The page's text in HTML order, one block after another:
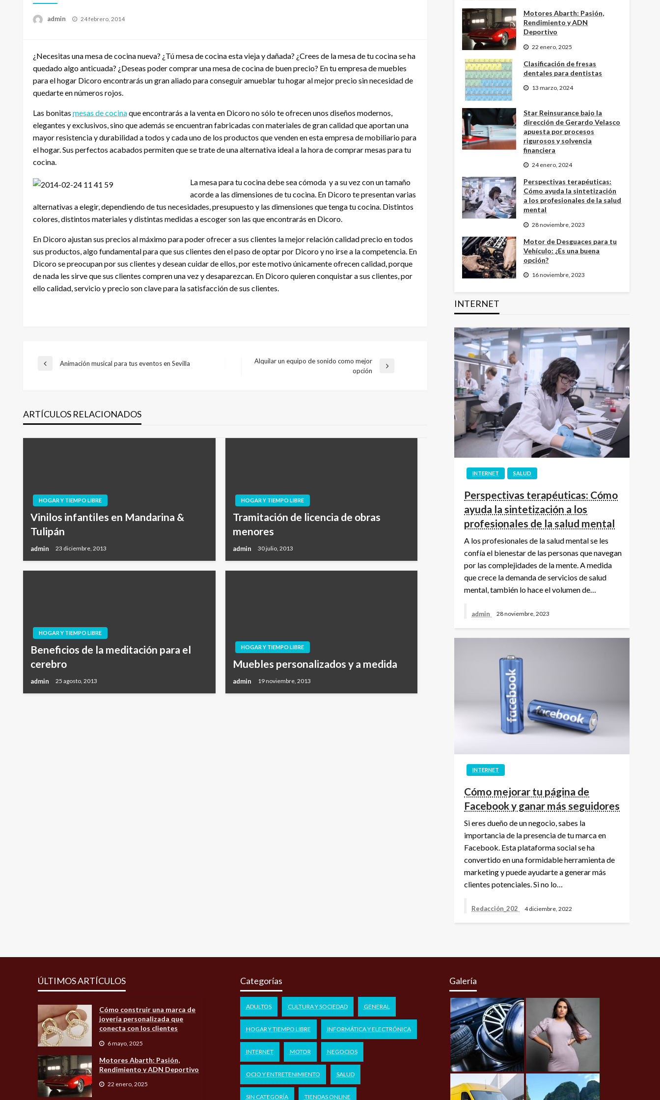
admin
Publicado
24 febrero, 2014
¿Necesitas una mesa de cocina nueva? ¿Tú mesa de cocina esta vieja y dañada? ¿Crees de la mesa de tu cocina se ha
quedado algo anticuada? ¿Deseas poder comprar una mesa de cocina de buen precio? En tu empresa de muebles
para el hogar Dicoro encontrarás un gran aliado para conseguir amueblar tu hogar al mejor precio sin necesidad de
quedarte en números rojos.
Las bonitas mesas de cocinaque encontrarás a la venta en Dicoro no sólo te ofrecen unos diseños modernos,
elegantes y exclusivos, sino que además se encuentran fabricadas con materiales de gran calidad que aportan una
mayor resistencia y durabilidad a todos y cada uno de los productos que venden en esta empresa de mobiliario para
el hogar. Sus perfectos acabados permiten que se trate de una alternativa ideal a la hora de comprar mesas para tu
cocina.
La mesa para tu cocina debe sea cómoda y a su vez con un tamaño
acorde a las dimensiones de tu cocina. En Dicoro te presentan varias
alternativas a elegir, dependiendo de tus necesidades, presupuesto y las dimensiones que tenga tu cocina. Distintos
colores, distintos materiales y distintas medidas a escoger son las que encontrarás en Dicoro.
En Dicoro ajustan sus precios al máximo para poder ofrecer a sus clientes la mejor relación calidad precio en todos
sus productos, algo fundamental para que sus clientes den el paso de optar por Dicoro y no irse a la competencia. En
Dicoro se preocupan por sus clientes y desean cuidar de ellos, por este motivo únicamente ofrecen calidad, porque
de nada les sirve que sus clientes compren una vez y desaparezcan. En Dicoro quieren conquistar a sus clientes, por
ello calidad, servicio y precio son clave para la satisfacción de sus clientes.
Navegación
entradas
Entrada
Animación musical para tus eventos en Sevilla
Alquilar un equipo de sonido como mejor
opción
ARTÍCULOS RELACIONADOS
HOGAR Y TIEMPO LIBRE
Vinilos infantiles en Mandarina &
Tulipán
admin 23 diciembre, 2013
HOGAR Y TIEMPO LIBRE
Tramitación de licencia de obras
menores
admin 30 julio, 2013
HOGAR Y TIEMPO LIBRE
Beneficios de la meditación para el
cerebro
admin 25 agosto, 2013
HOGAR Y TIEMPO LIBRE
Muebles personalizados y a medida
admin 19 noviembre, 2013
Motores Abarth: Pasión,
Rendimiento y ADN
Deportivo
22 enero, 2025
Clasificación de fresas
dentales para dentistas
13 marzo, 2024
Star Reinsurance bajo la
dirección de Gerardo Velasco
apuesta por procesos
rigurosos y solvencia
financiera
24 enero, 2024
Perspectivas terapéuticas:
Cómo ayuda la sintetización
a los profesionales de la salud
mental
28 noviembre, 2023
Motor de Desguaces para tu
Vehículo: ¿Es una buena
opción?
16 noviembre, 2023
INTERNET
INTERNET SALUD
Perspectivas terapéuticas: Cómo
ayuda la sintetización a los
profesionales de la salud mental
A los profesionales de la salud mental se les
confía el bienestar de las personas que navegan
por las complejidades de la mente. A medida
que crece la demanda de servicios de salud
mental, también lo hace el volumen de…
admin 28 noviembre, 2023
INTERNET
Cómo mejorar tu página de
Facebook y ganar más seguidores
Si eres dueño de un negocio, sabes la
importancia de la presencia de tu marca en
Facebook. Esta plataforma social se ha
convertido en una formidable herramienta de
marketing y puede ayudarte a generar más
clientes potenciales. Si no lo…
Redacción_202 4 diciembre, 2022
ÚLTIMOS ARTÍCULOS
Cómo construir una marca de
joyería personalizada que
conecta con los clientes
6 mayo, 2025
Motores Abarth: Pasión,
Rendimiento y ADN Deportivo
22 enero, 2025
Categorías
ADULTOS CULTURA Y SOCIEDAD GENERAL
HOGAR Y TIEMPO LIBRE INFORMÁTICA Y ELECTRÓNICA
INTERNET MOTOR NEGOCIOS
OCIO Y ENTRETENIMIENTO SALUD
SIN CATEGORÍA TIENDAS ONLINE
Galería